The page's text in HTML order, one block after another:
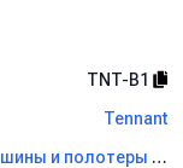
и плавающий
от
TNT-B1
Tennant
Однодисковые роторные машины и полотеры Tennant